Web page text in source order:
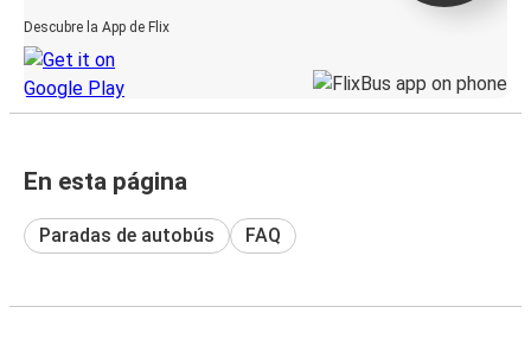
Descubre la App de Flix
En esta página
Paradas de autobús FAQ